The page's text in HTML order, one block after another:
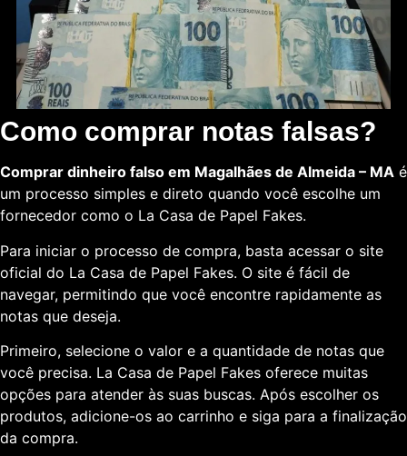
Como comprar notas falsas?
Comprar dinheiro falso em Magalhães de Almeida – MA é
um processo simples e direto quando você escolhe um
fornecedor como o La Casa de Papel Fakes.
Para iniciar o processo de compra, basta acessar o site
oficial do La Casa de Papel Fakes. O site é fácil de
navegar, permitindo que você encontre rapidamente as
notas que deseja.
Primeiro, selecione o valor e a quantidade de notas que
você precisa. La Casa de Papel Fakes oferece muitas
opções para atender às suas buscas. Após escolher os
produtos, adicione-os ao carrinho e siga para a finalização
da compra.